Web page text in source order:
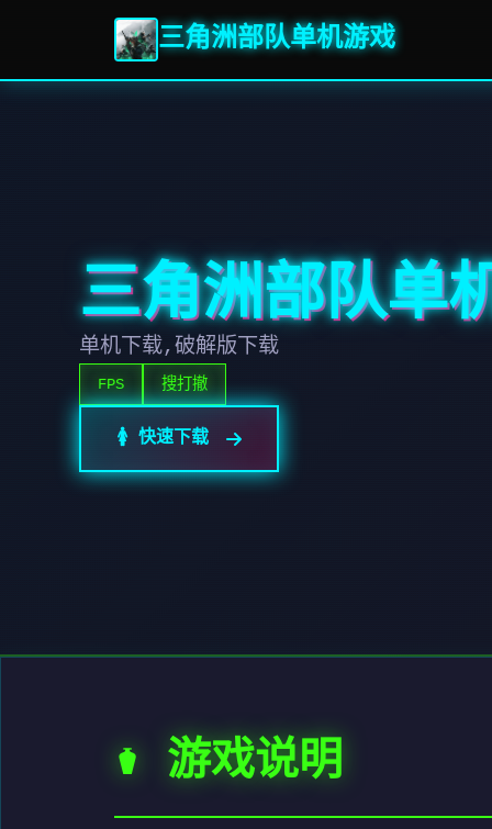
三角洲部队单机游戏
三角洲部队单
单机下载,破解版下载
FPS 搜打撤
🚺 快速下载
⚱️ 游戏说明